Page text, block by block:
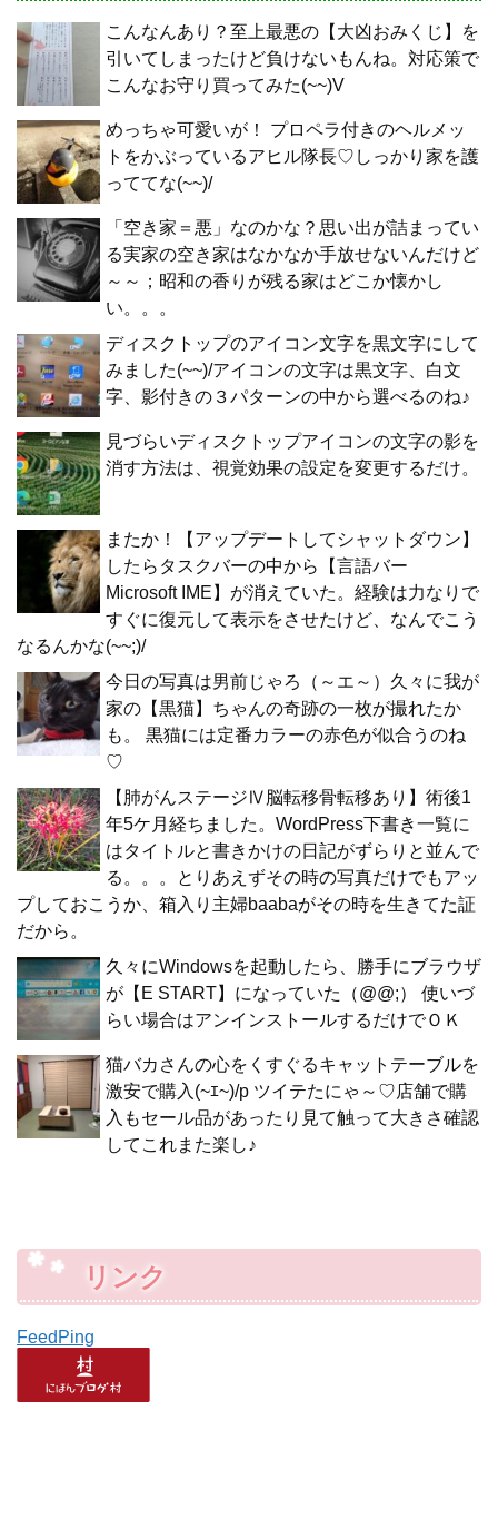
こんなんあり？至上最悪の【大凶おみくじ】を
引いてしまったけど負けないもんね。対応策で
こんなお守り買ってみた(~~)V
めっちゃ可愛いが！ プロペラ付きのヘルメッ
トをかぶっているアヒル隊長♡しっかり家を護
っててな(~~)/
「空き家＝悪」なのかな？思い出が詰まってい
る実家の空き家はなかなか手放せないんだけど
～～；昭和の香りが残る家はどこか懐かし
い。。。
ディスクトップのアイコン文字を黒文字にして
みました(~~)/アイコンの文字は黒文字、白文
字、影付きの３パターンの中から選べるのね♪
見づらいディスクトップアイコンの文字の影を
消す方法は、視覚効果の設定を変更するだけ。
またか！【アップデートしてシャットダウン】
したらタスクバーの中から【言語バー
Microsoft IME】が消えていた。経験は力なりで
すぐに復元して表示をさせたけど、なんでこう
なるんかな(~~;)/
今日の写真は男前じゃろ（～エ～）久々に我が
家の【黒猫】ちゃんの奇跡の一枚が撮れたか
も。 黒猫には定番カラーの赤色が似合うのね
♡
【肺がんステージⅣ脳転移骨転移あり】術後1
年5ケ月経ちました。WordPress下書き一覧に
はタイトルと書きかけの日記がずらりと並んで
る。。。とりあえずその時の写真だけでもアッ
プしておこうか、箱入り主婦baabaがその時を生きてた証
だから。
久々にWindowsを起動したら、勝手にブラウザ
が【E START】になっていた（@@;） 使いづ
らい場合はアンインストールするだけでＯＫ
猫バカさんの心をくすぐるキャットテーブルを
激安で購入(~ｴ~)/p ツイテたにゃ～♡店舗で購
入もセール品があったり見て触って大きさ確認
してこれまた楽し♪
リンク
FeedPing